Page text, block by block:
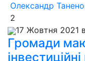
Олександр
2
17 Жовтня 2021
Громади